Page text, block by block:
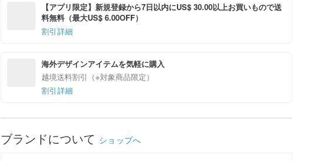
【アプリ限定】新規登録から7日以内にUS$ 30.00以上お買いもので送
料無料（最大US$ 6.00OFF）
割引詳細
海外デザインアイテムを気軽に購入
越境送料割引（※対象商品限定）
割引詳細
ブランドについて ショップへ